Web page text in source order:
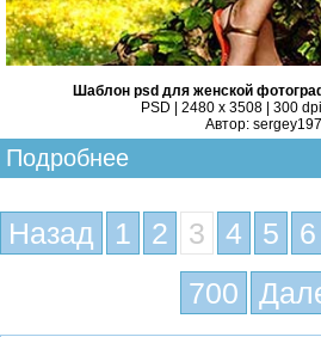
Шаблон psd для женской
PSD | 2480 x 3508 | 300
Автор:
Подробнее
Назад 1 2 3 4 5 6
700